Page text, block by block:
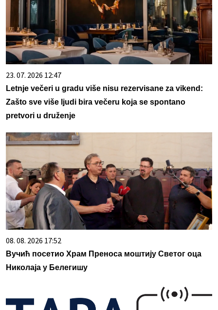
23. 07. 2026 12:47
Letnje večeri u gradu više nisu rezervisane za vikend:
Zašto sve više ljudi bira večeru koja se spontano
pretvori u druženje
08. 08. 2026 17:52
Вучић посетио Храм Преноса моштију Светог оца
Николаја у Белегишу